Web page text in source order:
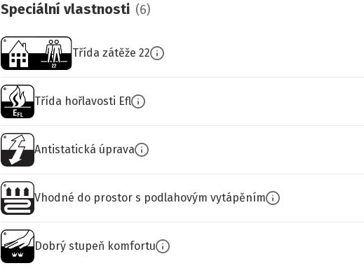
Speciální vlastnosti (6)
Třída zátěže 22
Třída hořlavosti Efl
Antistatická úprava
Vhodné do prostor s podlahovým vytápěním
Dobrý stupeň komfortu